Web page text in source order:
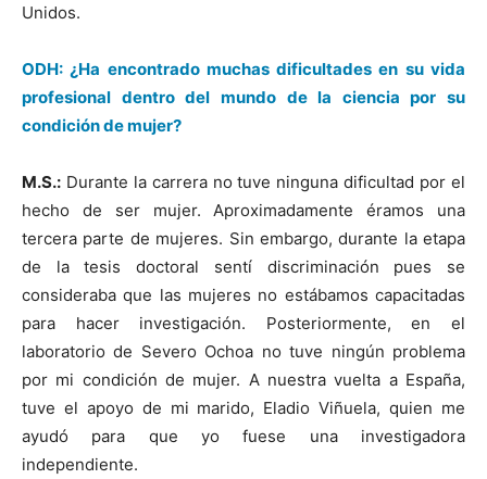
Unidos.
ODH: ¿Ha encontrado muchas dificultades en su vida
profesional dentro del mundo de la ciencia por su
condición de mujer?
M.S.: Durante la carrera no tuve ninguna dificultad por el
hecho de ser mujer. Aproximadamente éramos una
tercera parte de mujeres. Sin embargo, durante la etapa
de la tesis doctoral sentí discriminación pues se
consideraba que las mujeres no estábamos capacitadas
para hacer investigación. Posteriormente, en el
laboratorio de Severo Ochoa no tuve ningún problema
por mi condición de mujer. A nuestra vuelta a España,
tuve el apoyo de mi marido, Eladio Viñuela, quien me
ayudó para que yo fuese una investigadora
independiente.